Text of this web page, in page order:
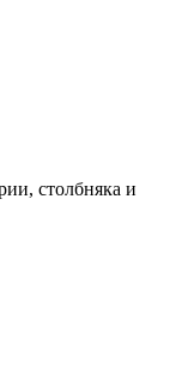
столбняка и